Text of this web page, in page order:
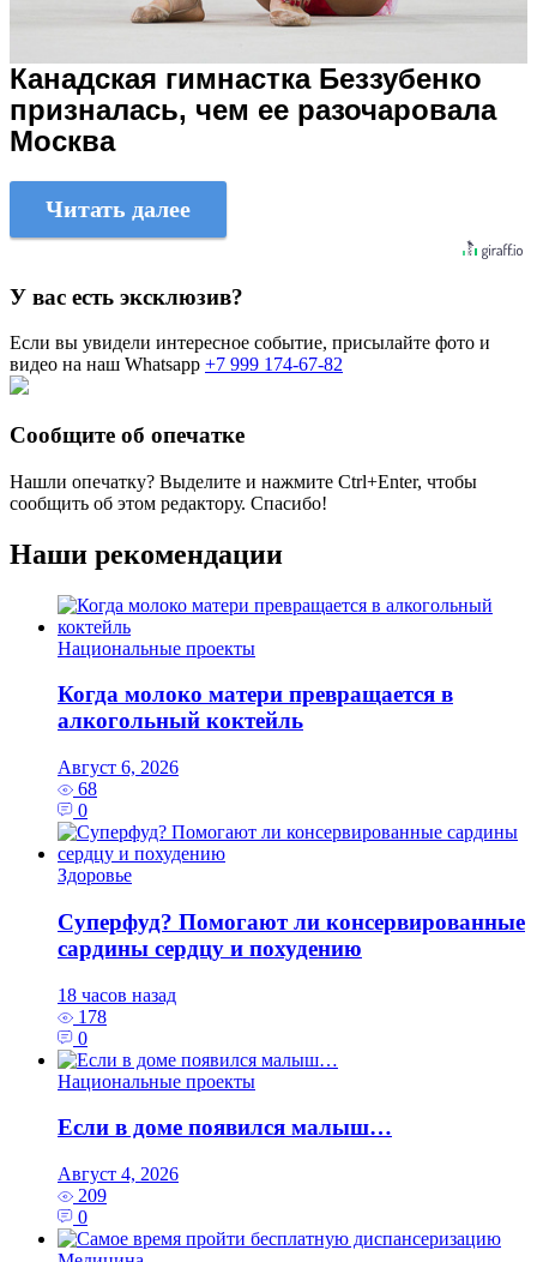
Канадская гимнастка Беззубенко
призналась, чем ее разочаровала
Москва
Читать далее
У вас есть эксклюзив?
Если вы увидели интересное событие, присылайте фото и
видео на наш Whatsapp +7 999 174-67-82
Сообщите об опечатке
Нашли опечатку? Выделите и нажмите Ctrl+Enter, чтобы
сообщить об этом редактору. Спасибо!
Наши рекомендации
Национальные проекты
Когда молоко матери превращается в
алкогольный коктейль
Август 6, 2026
68
0
Здоровье
Суперфуд? Помогают ли консервированные
сардины сердцу и похудению
18 часов назад
178
0
Национальные проекты
Если в доме появился малыш…
Август 4, 2026
209
0